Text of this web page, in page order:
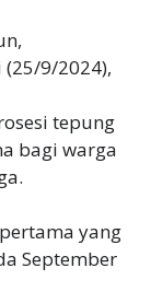
9/2024),
tepung
bagi warga
yang
September